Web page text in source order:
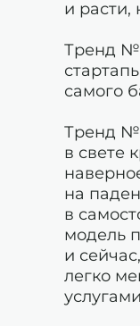
и расти,
Тренд
самого
Тренд
в свете
на
в
модель
и
легко